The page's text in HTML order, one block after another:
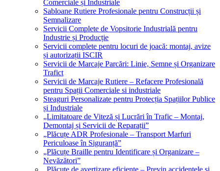
Comerciale și Industriale
Sabloane Rutiere Profesionale pentru Construcții și
Semnalizare
Servicii Complete de Vopsitorie Industrială pentru
Industrie și Producție
Servicii complete pentru locuri de joacă: montaj, avize
și autorizații ISCIR
Servicii de Marcaje Parcări: Linie, Semne și Organizare
Trafict
Servicii de Marcaje Rutiere – Refacere Profesională
pentru Spații Comerciale si industriale
Steaguri Personalizate pentru Protecția Spațiilor Publice
și Industriale
„Limitatoare de Viteză și Lucrări în Trafic – Montaj,
Demontaj și Servicii de Reparații”
„Plăcuțe ADR Profesionale – Transport Marfuri
Periculoase în Siguranță”
„Plăcuțe Braille pentru Identificare și Organizare –
Nevăzători”
„Plăcuțe de avertizare eficiente – Previn accidentele și